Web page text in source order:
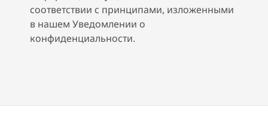
соответствии с принципами, изложенными
в нашем Уведомлении о
конфиденциальности.